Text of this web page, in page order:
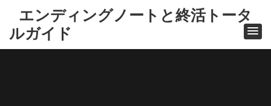
エンディングノートと終活トータ
ルガイド